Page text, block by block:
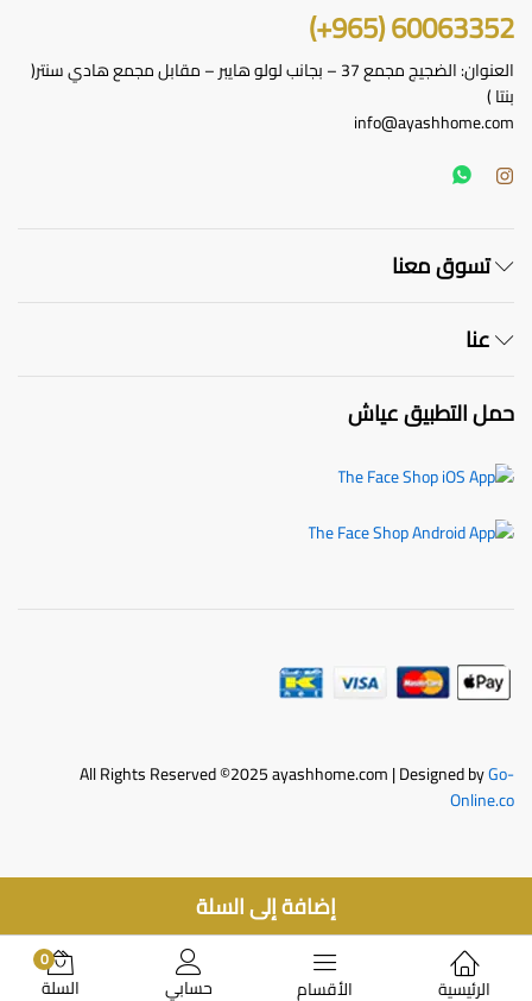
إضافة إلى السلة
60063352 (965+)
العنوان: الضجيج مجمع 37 – بجانب لولو هايبر – مقابل مجمع هادي سنتر(
بنتا )
info@ayashhome.com
تسوق معنا
عنا
حمل التطبيق عياش
All Rights Reserved ©2025 ayashhome.com | Designed byGo-
Online.co
الرئيسية الأقسام حسابي
0
السلة